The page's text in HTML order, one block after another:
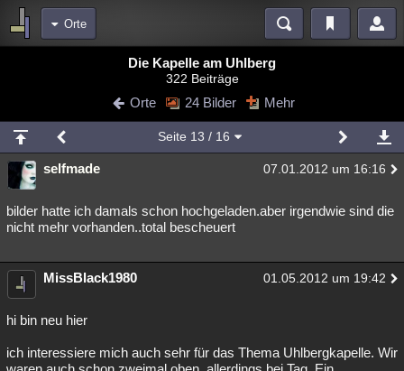
Orte
Blogs Videos
Chat Wiki Neuigkeiten
meine Rubriken
Menschen Wissenschaft Mystery Kriminalfälle
Spiritualität Verschwörungen Technologie Ufologie
weitere Rubriken
Philosophie
Die Kapelle am Uhlberg
322 Beiträge
Orte 24 Bilder Mehr
Seite 13 / 16
selfmade 07.01.2012 um 16:16
bilder hatte ich damals schon hochgeladen.aber irgendwie sind die
nicht mehr vorhanden..total bescheuert
MissBlack1980 01.05.2012 um 19:42
hi bin neu hier
ich interessiere mich auch sehr für das Thema Uhlbergkapelle. Wir